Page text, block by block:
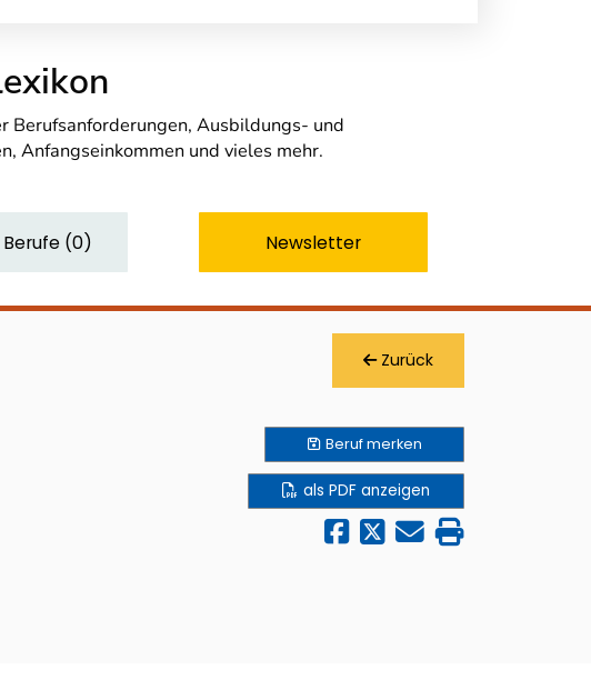
Berufsanforderungen, Ausbildungs- und
Anfangseinkommen und vieles mehr.
(0) Newsletter
Zurück
Berufmerken
als PDF anzeigen